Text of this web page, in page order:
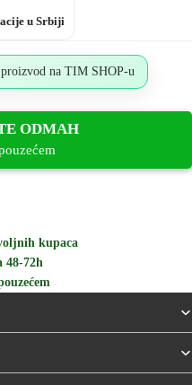
u Srbiji
na TIM SHOP-u
ODMAH
kupaca
48-72h